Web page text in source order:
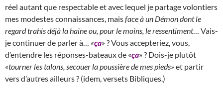
réel autant que respectable et avec lequel je partage volontiers
mes modestes connaissances, maisface à un Démon dont le
regard trahis déjà la haine ou, pour le moins, le ressentiment… Vais-
je continuer de parler à… «ça» ? Vous accepteriez, vous,
d’entendre les réponses-bateaux de «ça» ? Dois-je plutôt
«tourner les talons, secouer la poussière de mes pieds» et partir
vers d’autres ailleurs ? (idem, versets Bibliques.)